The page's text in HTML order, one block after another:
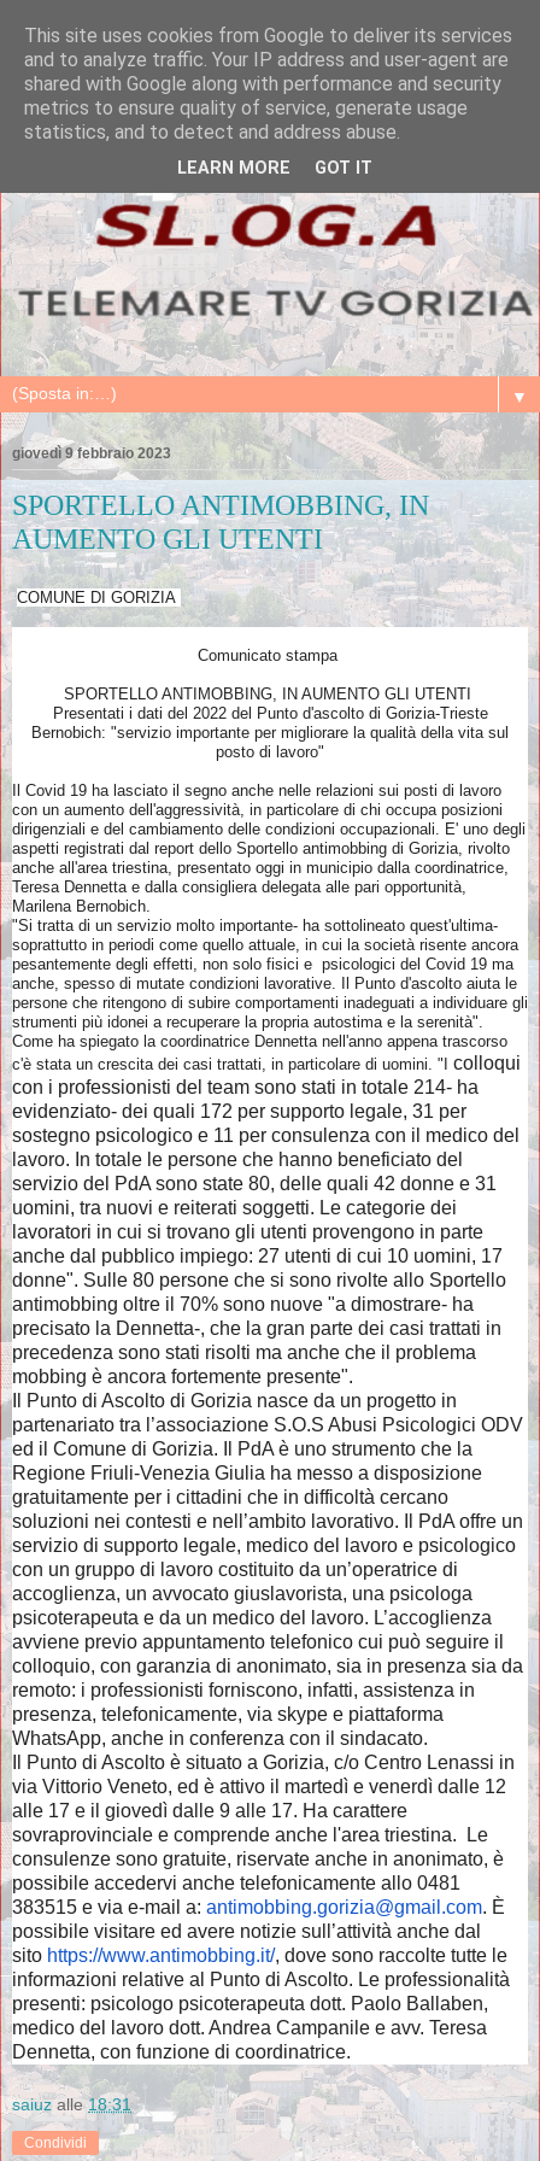
▼
giovedì 9 febbraio 2023
SPORTELLO ANTIMOBBING, IN
AUMENTO GLI UTENTI
COMUNE DI GORIZIA
Comunicato stampa
SPORTELLO ANTIMOBBING, IN AUMENTO GLI UTENTI
Presentati i dati del 2022 del Punto d'ascolto di Gorizia-Trieste
Bernobich: "servizio importante per migliorare la qualità della vita sul
posto di lavoro"
Il Covid 19 ha lasciato il segno anche nelle relazioni sui posti di lavoro
con un aumento dell'aggressività, in particolare di chi occupa posizioni
dirigenziali e del cambiamento delle condizioni occupazionali. E' uno degli
aspetti registrati dal report dello Sportello antimobbing di Gorizia, rivolto
anche all'area triestina, presentato oggi in municipio dalla coordinatrice,
Teresa Dennetta e dalla consigliera delegata alle pari opportunità,
Marilena Bernobich.
"Si tratta di un servizio molto importante- ha sottolineato quest'ultima-
soprattutto in periodi come quello attuale, in cui la società risente ancora
pesantemente degli effetti, non solo fisici e psicologici del Covid 19 ma
anche, spesso di mutate condizioni lavorative. Il Punto d'ascolto aiuta le
persone che ritengono di subire comportamenti inadeguati a individuare gli
strumenti più idonei a recuperare la propria autostima e la serenità".
Come ha spiegato la coordinatrice Dennetta nell'anno appena trascorso
c'è stata un crescita dei casi trattati, in particolare di uomini. "I colloqui
con i professionisti del team sono stati in totale 214- ha
evidenziato- dei quali 172 per supporto legale, 31 per
sostegno psicologico e 11 per consulenza con il medico del
lavoro. In totale le persone che hanno beneficiato del
servizio del PdA sono state 80, delle quali 42 donne e 31
uomini, tra nuovi e reiterati soggetti. Le categorie dei
lavoratori in cui si trovano gli utenti provengono in parte
anche dal pubblico impiego: 27 utenti di cui 10 uomini, 17
donne". Sulle 80 persone che si sono rivolte allo Sportello
antimobbing oltre il 70% sono nuove "a dimostrare- ha
precisato la Dennetta-, che la gran parte dei casi trattati in
precedenza sono stati risolti ma anche che il problema
mobbing è ancora fortemente presente".
Il Punto di Ascolto di Gorizia nasce da un progetto in
partenariato tra l’associazione S.O.S Abusi Psicologici ODV
ed il Comune di Gorizia. Il PdA è uno strumento che la
Regione Friuli-Venezia Giulia ha messo a disposizione
gratuitamente per i cittadini che in difficoltà cercano
soluzioni nei contesti e nell’ambito lavorativo. Il PdA offre un
servizio di supporto legale, medico del lavoro e psicologico
con un gruppo di lavoro costituito da un’operatrice di
accoglienza, un avvocato giuslavorista, una psicologa
psicoterapeuta e da un medico del lavoro. L’accoglienza
avviene previo appuntamento telefonico cui può seguire il
colloquio, con garanzia di anonimato, sia in presenza sia da
remoto: i professionisti forniscono, infatti, assistenza in
presenza, telefonicamente, via skype e piattaforma
WhatsApp, anche in conferenza con il sindacato.
Il Punto di Ascolto è situato a Gorizia, c/o Centro Lenassi in
via Vittorio Veneto, ed è attivo il martedì e venerdì dalle 12
alle 17 e il giovedì dalle 9 alle 17. Ha carattere
sovraprovinciale e comprende anche l'area triestina. Le
consulenze sono gratuite, riservate anche in anonimato, è
possibile accedervi anche telefonicamente allo 0481
383515 e via e-mail a: antimobbing.gorizia@gmail.com. È
possibile visitare ed avere notizie sull’attività anche dal
sito https://www.antimobbing.it/, dove sono raccolte tutte le
informazioni relative al Punto di Ascolto. Le professionalità
presenti: psicologo psicoterapeuta dott. Paolo Ballaben,
medico del lavoro dott. Andrea Campanile e avv. Teresa
Dennetta, con funzione di coordinatrice.
saiuz alle18:31
Condividi
This site uses cookies from Google to deliver its services
and to analyze traffic. Your IP address and user-agent are
shared with Google along with performance and security
metrics to ensure quality of service, generate usage
statistics, and to detect and address abuse.
LEARN MORE GOT IT